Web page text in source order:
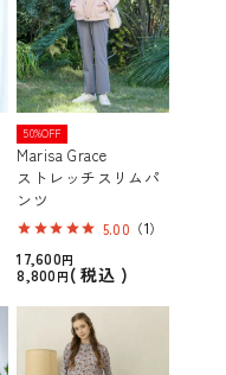
50%OFF
Marisa Grace
ストレッチスリムパ
ンツ
5.00 （1）
17,600
8,800
税込